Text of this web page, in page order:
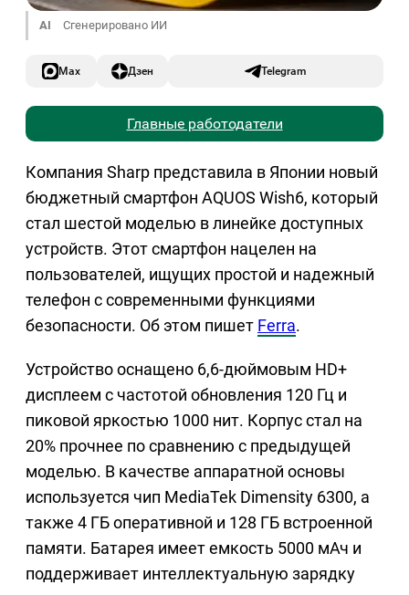
AI Сгенерировано ИИ
Max Дзен Telegram
Главные работодатели
Компания Sharp представила в Японии новый
бюджетный смартфон AQUOS Wish6, который
стал шестой моделью в линейке доступных
устройств. Этот смартфон нацелен на
пользователей, ищущих простой и надежный
телефон с современными функциями
безопасности. Об этом пишет Ferra.
Устройство оснащено 6,6-дюймовым HD+
дисплеем с частотой обновления 120 Гц и
пиковой яркостью 1000 нит. Корпус стал на
20% прочнее по сравнению с предыдущей
моделью. В качестве аппаратной основы
используется чип MediaTek Dimensity 6300, а
также 4 ГБ оперативной и 128 ГБ встроенной
памяти. Батарея имеет емкость 5000 мАч и
поддерживает интеллектуальную зарядку